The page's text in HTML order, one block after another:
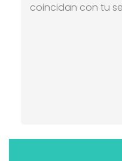
coincidan con tu